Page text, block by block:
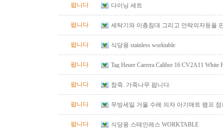
팝니다 다이닝 세트
팝니다 세탁기와 이층침대 그리고 안락의자등을
팝니다 식당용 stainless worktable
팝니다
Tag Heuer Carrera Calibre 16 CV2A11 White
팝니다
참죽. 가죽나무 팝니다.
팝니다 무빙세일 거울 수레 의자 아기매트 램프
팝니다 식당용 스테인레스 WORKTABLE